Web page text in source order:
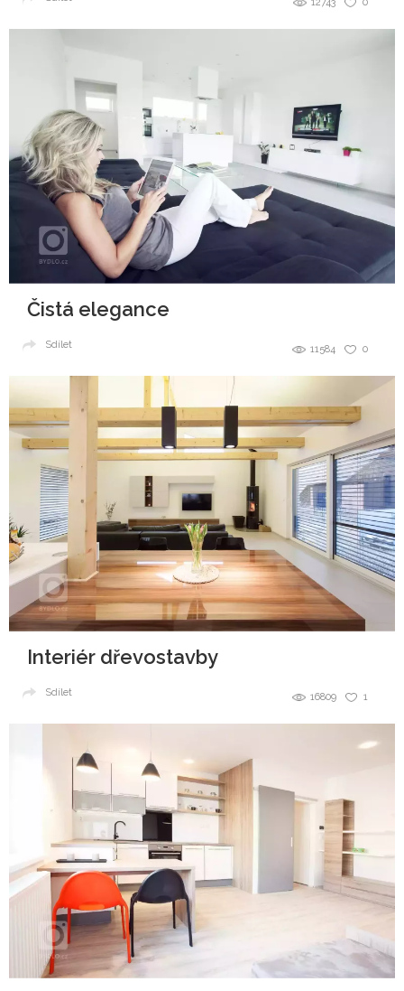
Čistá elegance
0
11584
Sdílet
Interiér dřevostavby
1
16809
Sdílet